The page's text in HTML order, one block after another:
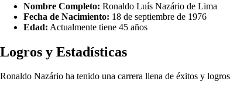
Nombre Completo: Ronaldo Luís Nazário de Lima
Fecha de Nacimiento: 18 de septiembre de 1976
Edad: Actualmente tiene 45 años
Logros y Estadísticas
Ronaldo Nazário ha tenido una carrera llena de éxitos y